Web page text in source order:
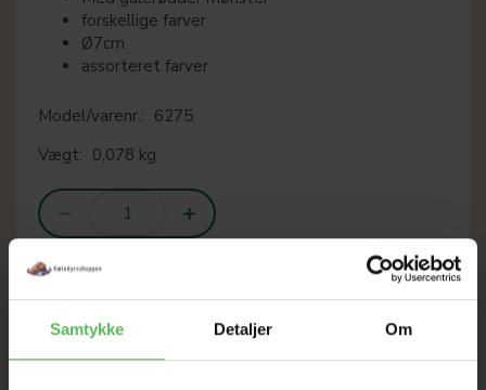
Samtykke Detaljer Om
forskellige farver
Ø7cm
assorteret farver
Model/varenr.: 6275
Vægt: 0,078 kg